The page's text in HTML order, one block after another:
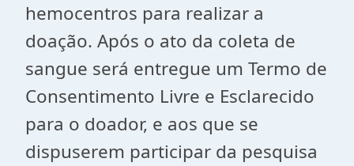
hemocentros para realizar a
doação. Após o ato da coleta de
sangue será entregue um Termo de
Consentimento Livre e Esclarecido
para o doador, e aos que se
dispuserem participar da pesquisa